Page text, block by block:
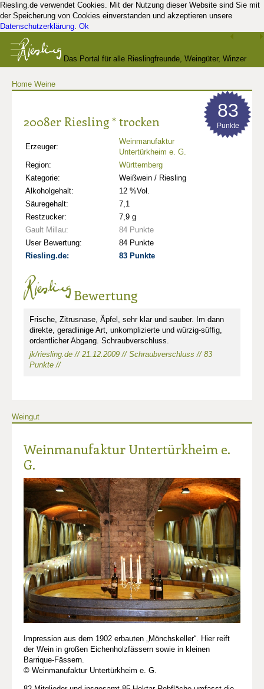
Riesling.de verwendet Cookies. Mit der Nutzung dieser Website sind Sie mit
der Speicherung von Cookies einverstanden und akzeptieren unsere
Datenschutzerklärung. Ok
Das Portal für alle Rieslingfreunde, Weingüter, Winzer
Home Weine
2008er Riesling * trocken
Erzeuger:
Weinmanufaktur
Untertürkheim e. G.
Region:
Württemberg
Kategorie:
Weißwein / Riesling
Alkoholgehalt:
12 %Vol.
Säuregehalt:
7,1
Restzucker:
7,9 g
Gault Millau:
84 Punkte
User Bewertung:
84 Punkte
Riesling.de:
83 Punkte
83
Punkte
Bewertung
Frische, Zitrusnase, Äpfel, sehr klar und sauber. Im dann
direkte, geradlinige Art, unkomplizierte und würzig-süffig,
ordentlicher Abgang. Schraubverschluss.
jk/riesling.de // 21.12.2009 // Schraubverschluss // 83
Punkte //
Weingut
Weinmanufaktur Untertürkheim e.
G.
Impression aus dem 1902 erbauten „Mönchskeller“. Hier reift
der Wein in großen Eichenholzfässern sowie in kleinen
Barrique-Fässern.
© Weinmanufaktur Untertürkheim e. G.